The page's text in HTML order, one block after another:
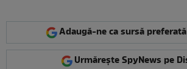
Adaugă-ne ca sursă
Urmărește SpyNews pe